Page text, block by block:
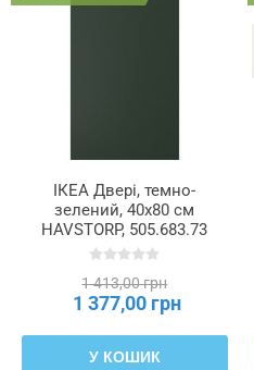
ІКЕА Двері, темно-
зелений, 40x80 см
HAVSTORP, 505.683.73
1 413,00 грн
1 377,00 грн
У КОШИК